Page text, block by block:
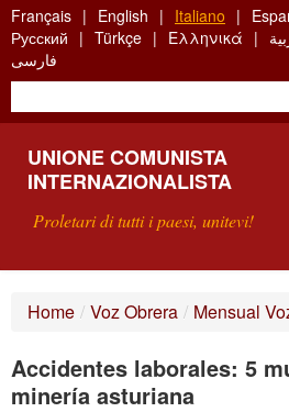
Skip
to
main
content
Français English Italiano
Русский
Türkçe Ελληνικά
فارسی
UNIONE COMUNISTA
INTERNAZIONALISTA
Proletari di tutti i paesi, unitevi!
RICERCA
Home / Voz Obrera / Mensual
Accidentes laborales: 5
minería asturiana